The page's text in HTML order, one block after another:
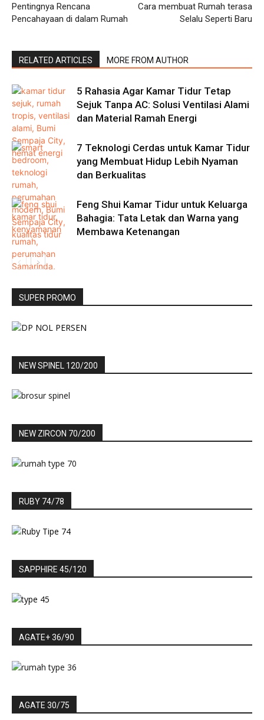
Pentingnya Rencana
Pencahayaan di dalam Rumah
Cara membuat Rumah terasa
Selalu Seperti Baru
RELATED ARTICLES MORE FROM AUTHOR
5 Rahasia Agar Kamar Tidur Tetap
Sejuk Tanpa AC: Solusi Ventilasi Alami
dan Material Ramah Energi
7 Teknologi Cerdas untuk Kamar Tidur
yang Membuat Hidup Lebih Nyaman
dan Berkualitas
Feng Shui Kamar Tidur untuk Keluarga
Bahagia: Tata Letak dan Warna yang
Membawa Ketenangan
SUPER PROMO
NEW SPINEL 120/200
NEW ZIRCON 70/200
RUBY 74/78
SAPPHIRE 45/120
AGATE+ 36/90
AGATE 30/75